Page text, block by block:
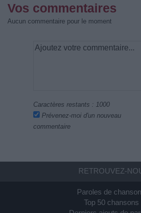
Vos commentaires
Aucun commentaire pour le moment
Caractères restants : 1000
Prévenez-moi d'un nouveau
commentaire
RETROUVEZ-
Paroles de
Top 50 chansons